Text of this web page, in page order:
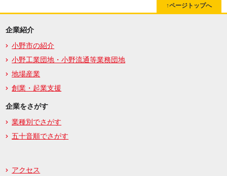
↑ページトップへ
企業紹介
小野市の紹介
小野工業団地・小野流通等業務団地
地場産業
創業・起業支援
企業をさがす
業種別でさがす
五十音順でさがす
アクセス